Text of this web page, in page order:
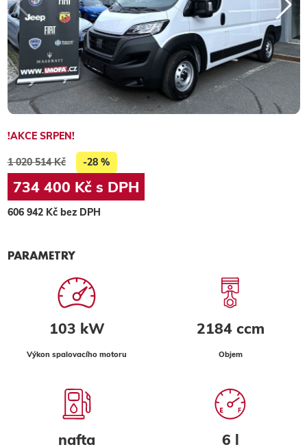
!AKCE SRPEN!
1 020 514 Kč -28 %
734 400 Kč s DPH
606 942 Kč bez DPH
PARAMETRY
103 kW
Výkon spalovacího motoru
2184 ccm
Objem
nafta 6 l